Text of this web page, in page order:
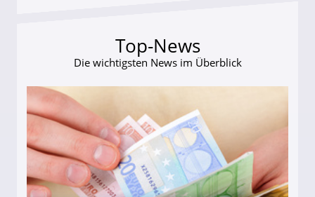
Top-News
Die wichtigsten News im Überblick